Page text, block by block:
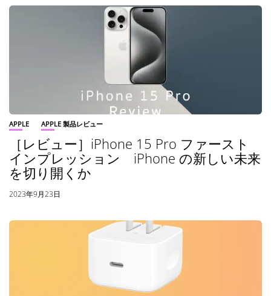
APPLE APPLE 製品レビュー
［レビュー］iPhone 15 Pro ファースト
インプレッション iPhone の新しい未来
を切り開くか
2023年9月23日